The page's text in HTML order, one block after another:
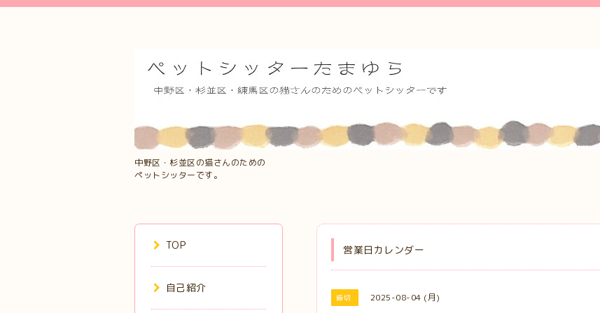
中野区・杉並区の猫さんのための
ペットシッターです。
営業日カレンダー
締切 2025-08-04 (月)
TOP
自己紹介